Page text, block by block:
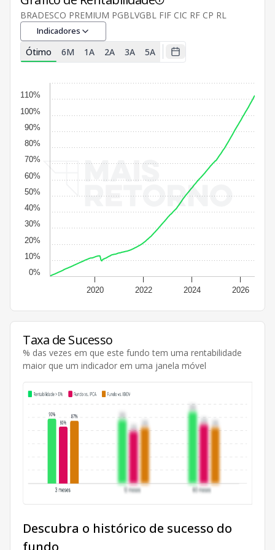
BRADESCO PREMIUM PGBLVGBL FIF CIC RF CP RL
Indicadores
Ótimo 6M 1A 2A 3A 5A
2020 2022 2024 2026
0%
10%
20%
30%
40%
50%
60%
70%
80%
90%
100%
110%
Taxa de Sucesso
% das vezes em que este fundo tem uma rentabilidade
maior que um indicador em uma janela móvel
Descubra o histórico de sucesso do
fundo